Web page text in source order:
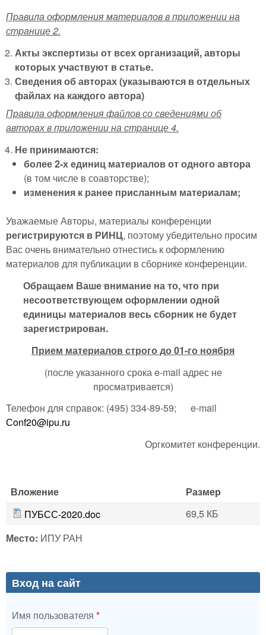
Правила оформления материалов в приложении на
странице 2.
Акты экспертизы от всех организаций, авторы
которых участвуют в статье.
Сведения об авторах (указываются в отдельных
файлах на каждого автора)
Правила оформления файлов со сведениями об
авторах в приложении на странице 4.
Не принимаются:
более 2-х единиц материалов от одного автора
(в том числе в соавторстве);
изменения к ранее присланным материалам;
Уважаемые Авторы, материалы конференции
регистрируются в РИНЦ, поэтому убедительно просим
Вас очень внимательно отнестись к оформлению
материалов для публикации в сборнике конференции.
Обращаем Ваше внимание на то, что при
несоответствующем оформлении одной
единицы материалов весь сборник не будет
зарегистрирован.
Прием материалов строго до 01-го ноября
(после указанного срока e-mail адрес не
просматривается)
Телефон для справок: (495) 334-89-59; e‑mail
Сonf20@ipu.ru
Оргкомитет конференции.
Вложение
Размер
ПУБСС-2020.doc
69,5 КБ
Место: ИПУ РАН
Вход на сайт
Имя пользователя *